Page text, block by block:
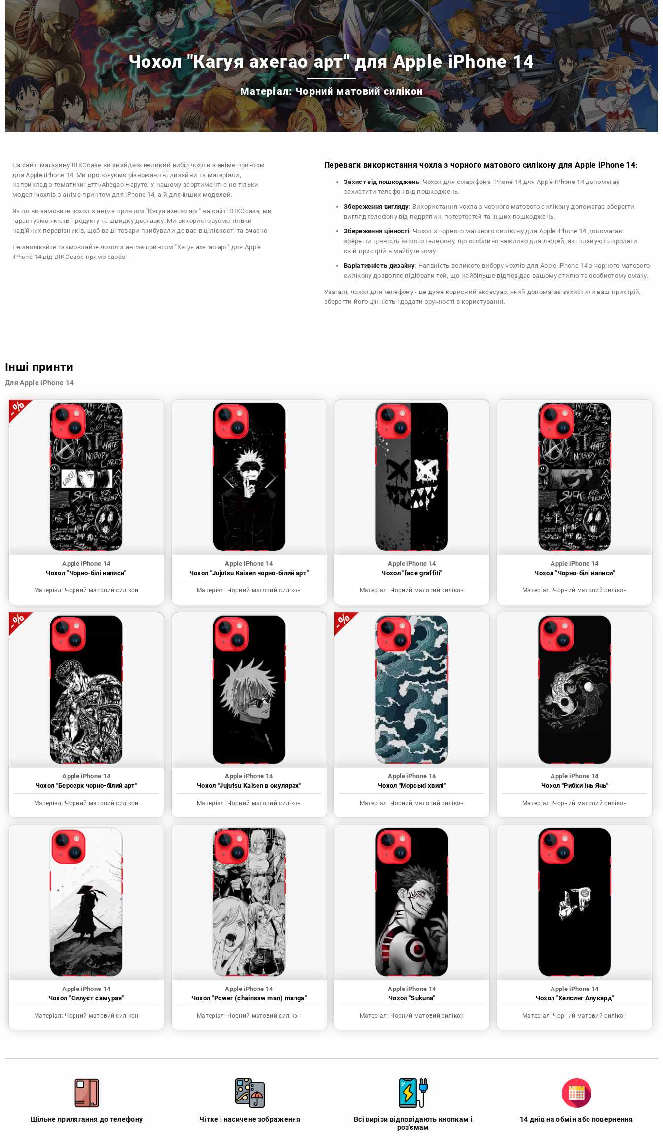
Чохол "Кагуя ахегао арт" для Apple iPhone 14
Матеріал: Чорний матовий силікон
На сайті магазину DIKOcase ви знайдете великий вибір чохлів з аніме принтом
для Apple iPhone 14. Ми пропонуємо різноманітні дизайни та матеріали,
наприклад з тематики: Етті/Ahegao Наруто. У нашому асортименті є не тільки
моделі чохлів з аніме принтом для iPhone 14, а й для інших моделей.
Якщо ви замовите чохол з аніме принтом "Кагуя ахегао арт" на сайті DIKOcase, ми
гарантуємо якість продукту та швидку доставку. Ми використовуємо тільки
надійних перевізників, щоб ваші товари прибували до вас в цілісності та вчасно.
Не зволікайте і замовляйте чохол з аніме принтом "Кагуя ахегао арт" для Apple
iPhone 14 від DIKOcase прямо зараз!
Переваги використання чохла з чорного матового силікону для Apple iPhone 14:
Захист від пошкоджень: Чохол для смартфона iPhone 14 для Apple iPhone 14 допомагає
захистити телефон від пошкоджень.
Збереження вигляду: Використання чохла з чорного матового силікону допомагає зберегти
вигляд телефону від подряпин, потертостей та інших пошкоджень.
Збереження цінності: Чохол з чорного матового силікону для Apple iPhone 14 допомагає
зберегти цінність вашого телефону, що особливо важливо для людей, які планують продати
свій пристрій в майбутньому.
Варіативність дизайну: Наявність великого вибору чохлів для Apple iPhone 14 з чорного матового
силікону дозволяє підібрати той, що найбільше відповідає вашому стилю та особистому смаку.
Узагалі, чохол для телефону - це дуже корисний аксесуар, який допомагає захистити ваш пристрій,
зберегти його цінність і додати зручності в користуванні.
Інші принти
Для Apple iPhone 14
Apple iPhone 14
Чохол "Чорно-білі написи"
Матеріал: Чорний матовий силікон
Apple iPhone 14
Чохол "Jujutsu Kaisen чорно-білий арт"
Матеріал: Чорний матовий силікон
Apple iPhone 14
Чохол "face graffiti"
Матеріал: Чорний матовий силікон
Apple iPhone 14
Чохол "Чорно-білі написи"
Матеріал: Чорний матовий силікон
Apple iPhone 14
Чохол "Берсерк чорно-білий арт"
Матеріал: Чорний матовий силікон
Apple iPhone 14
Чохол "Jujutsu Kaisen в окулярах"
Матеріал: Чорний матовий силікон
Apple iPhone 14
Чохол "Морські хвилі"
Матеріал: Чорний матовий силікон
Apple iPhone 14
Чохол "Рибки Інь Янь"
Матеріал: Чорний матовий силікон
Apple iPhone 14
Чохол "Силуєт самурая"
Матеріал: Чорний матовий силікон
Apple iPhone 14
Чохол "Power (chainsaw man) manga"
Матеріал: Чорний матовий силікон
Apple iPhone 14
Чохол "Sukuna"
Матеріал: Чорний матовий силікон
Apple iPhone 14
Чохол "Хелсинг Алукард"
Матеріал: Чорний матовий силікон
Щільне прилягання до телефону Чітке і насичене зображення
Всі вирізи відповідають кнопкам і
роз'ємам
14 днів на обмін або повернення